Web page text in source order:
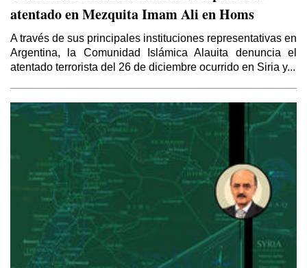
atentado en Mezquita Imam Ali en Homs
A través de sus principales instituciones representativas en
Argentina, la Comunidad Islámica Alauita denuncia el
atentado terrorista del 26 de diciembre ocurrido en Siria y...